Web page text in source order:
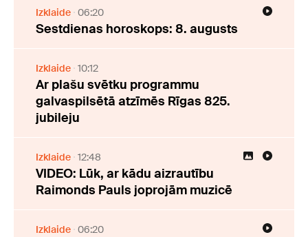
Izklaide 06:20
Sestdienas horoskops: 8. augusts
Izklaide 10:12
Ar plašu svētku programmu
galvaspilsētā atzīmēs Rīgas 825.
jubileju
Izklaide 12:48
VIDEO: Lūk, ar kādu aizrautību
Raimonds Pauls joprojām muzicē
Izklaide 06:20